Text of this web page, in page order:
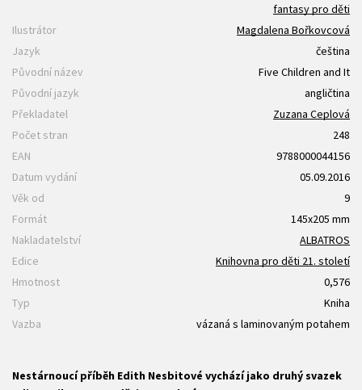
fantasy pro děti
Ilustrátor
Magdalena Bořkovcová
Jazyk
čeština
Původní název
Five Children and It
Původní jazyk
angličtina
Překladatel
Zuzana Ceplová
Počet stran
248
EAN
9788000044156
Datum vydání
05.09.2016
Věk od
9
Formát
145x205 mm
Nakladatelství
ALBATROS
Edice
Knihovna pro děti 21. století
Hmotnost
0,576
Typ
Kniha
Vazba
vázaná s laminovaným potahem
Nestárnoucí příběh Edith Nesbitové vychází jako druhý svazek